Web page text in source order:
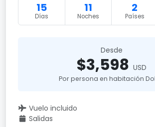
15
Días
11
Noches
2
Países
Desde
$3,598 USD
Por persona en habitación
Vuelo incluido
Salidas